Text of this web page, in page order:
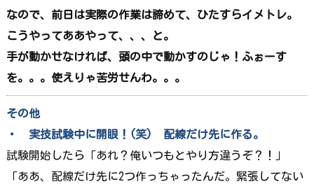
なので、前日は実際の作業は諦めて、ひたすらイメトレ。
こうやってああやって、、、と。
手が動かせなければ、頭の中で動かすのじゃ！ふぉーす
を。。。使えりゃ苦労せんわ。。。
その他
・ 実技試験中に開眼！(笑) 配線だけ先に作る。
試験開始したら「あれ？俺いつもとやり方違うぞ？！」
「ああ、配線だけ先に2つ作っちゃったんだ。緊張してない